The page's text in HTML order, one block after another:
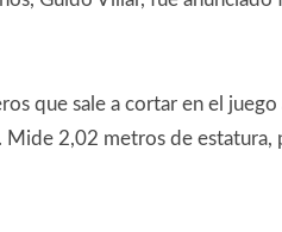
que sale a cortar en el
2,02 metros de estatura,